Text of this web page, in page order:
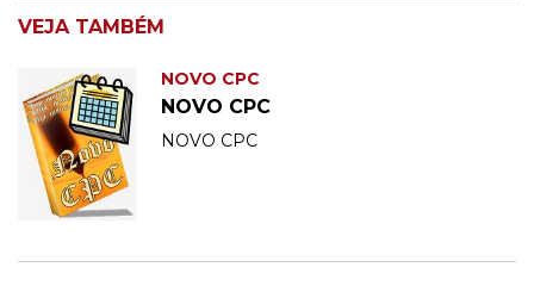
VEJA TAMBÉM
NOVO CPC
NOVO CPC
NOVO CPC